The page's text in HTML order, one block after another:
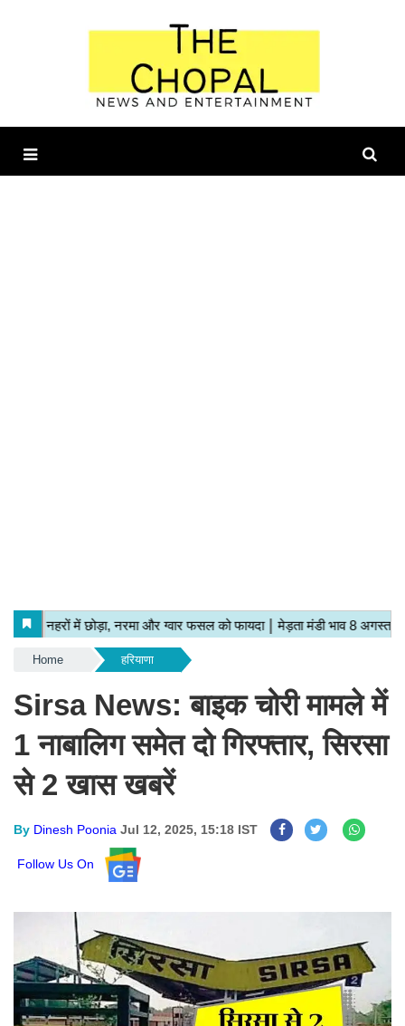
Home हरियाणा
Sirsa News: बाइक चोरी मामले में
1 नाबालिग समेत दो गिरफ्तार, सिरसा
से 2 खास खबरें
By Dinesh Poonia Jul 12, 2025, 15:18 IST
Follow Us On